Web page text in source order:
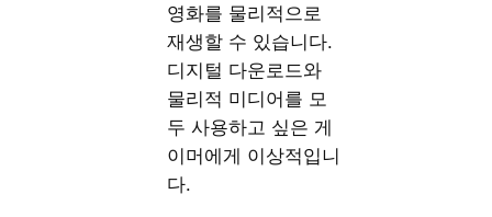
영화를 물리적으로
재생할 수 있습니다.
디지털 다운로드와
물리적 미디어를 모
두 사용하고 싶은 게
이머에게 이상적입니
다.